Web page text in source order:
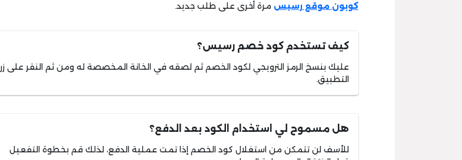
كوبون موقع رسيس مرة أخرى على طلب جديد.
كيف تستخدم كود خصم رسيس؟
عليك بنسخ الرمز الترويجي لكود الخصم ثم لصقه في الخانة المخصصة له ومن ثم النقر على زر
التطبيق.
هل مسموح لي استخدام الكود بعد الدفع؟
للأسف لن تتمكن من استغلال كود الخصم إذا تمت عملية الدفع، لذلك قم بخطوة التفعيل